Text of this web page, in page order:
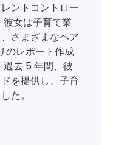
ントコントロー
女は子育て業
さまざまなペア
のレポート作成
去 5 年間、彼
を提供し、子育
た。